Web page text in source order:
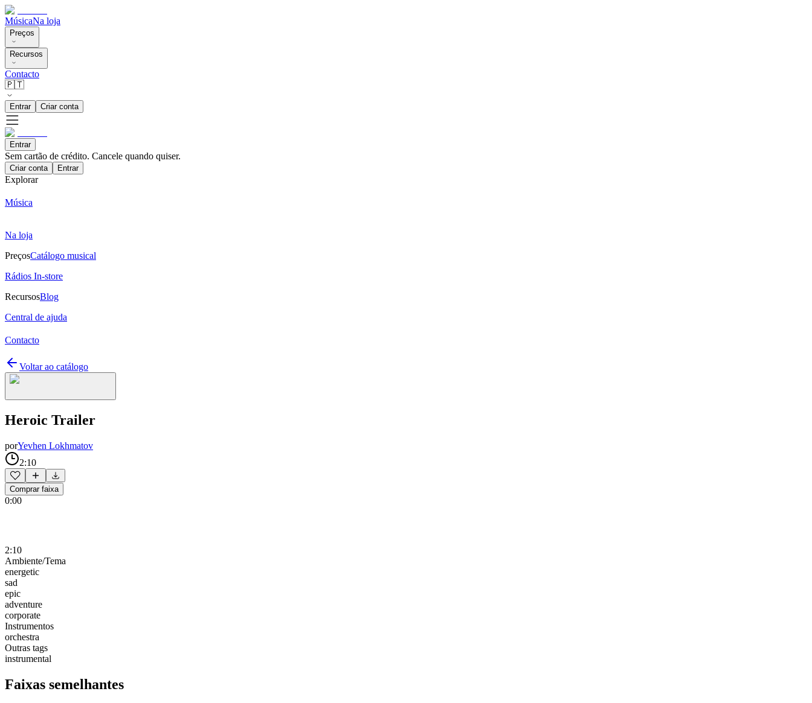
MúsicaNa loja
Preços
Recursos
Contacto
🇵🇹
Entrar Criar conta
Entrar
Sem cartão de crédito. Cancele quando quiser.
Criar conta Entrar
Explorar
Música
Na loja
PreçosCatálogo musical
Rádios In-store
RecursosBlog
Central de ajuda
Contacto
Voltar ao catálogo
Heroic Trailer
porYevhen Lokhmatov
2:10
Comprar faixa
0:00
2:10
Ambiente/Tema
energetic
sad
epic
adventure
corporate
Instrumentos
orchestra
Outras tags
instrumental
Faixas semelhantes